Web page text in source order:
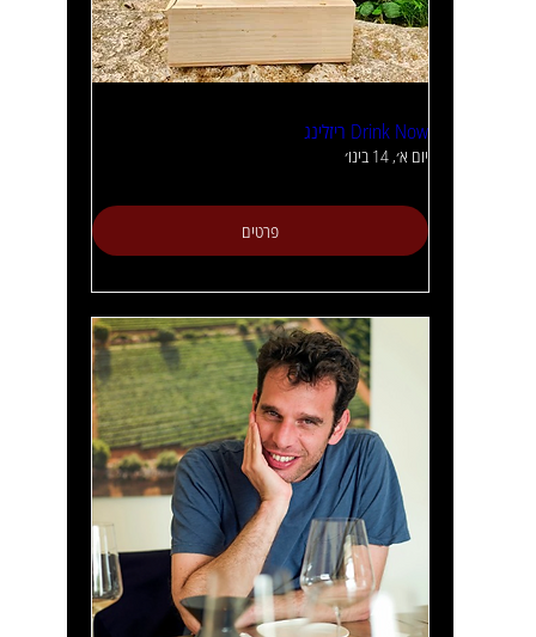
Drink Now ריזלינג
יום א׳, 14 בינו׳
פרטים